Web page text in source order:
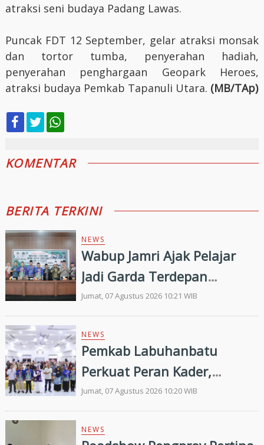
atraksi seni budaya Padang Lawas.
Puncak FDT 12 September, gelar atraksi monsak
dan tortor tumba, penyerahan hadiah,
penyerahan penghargaan Geopark Heroes,
atraksi budaya Pemkab Tapanuli Utara. (MB/TAp)
KOMENTAR
BERITA TERKINI
NEWS
Wabup Jamri Ajak Pelajar
Jadi Garda Terdepan
Merawat Kerukunan di Era
Digital
Jumat, 07 Agustus 2026 10:21 WIB
NEWS
Pemkab Labuhanbatu
Perkuat Peran Kader,
Efektivitas Penurunan
Stunting Masih Menjadi
Tantangan Bersama
Jumat, 07 Agustus 2026 10:20 WIB
NEWS